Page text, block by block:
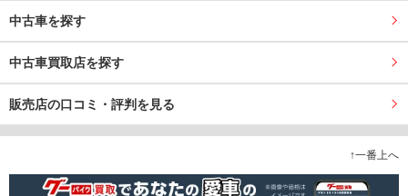
中古車を探す
中古車買取店を探す
販売店の口コミ・評判を見る
↑一番上へ